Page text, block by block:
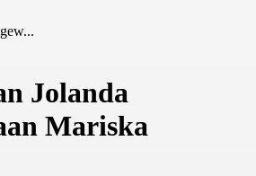
Jolanda
Mariska